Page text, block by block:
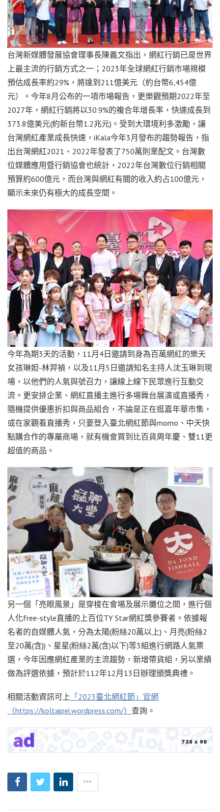
台灣新媒體發展協會理事長陳義文指出，網紅行銷已是世界
上最主流的行銷方式之一；2023年全球網紅行銷市場規模
預估成長率約29%，將達到211億美元（約台幣6,454億
元）。今年8月公布的一項市場報告，更樂觀預期2022年至
2027年，網紅行銷將以30.9%的複合年增長率，快速成長到
373.8億美元(約新台幣1.2兆元)。受到大環境利多激勵，讓
台灣網紅產業成長快速，iKala今年3月發布的趨勢報告，指
出台灣網紅2021、2022年發表了750萬則業配文。台灣數
位媒體應用暨行銷協會也統計，2022年台灣數位行銷相關
預算約600億元，而台灣與網紅有關的收入約占100億元，
顯示未來仍有極大的成長空間。
今年為期3天的活動，11月4日邀請到身為百萬網紅的樂天
女孩琳妲-林羿禎，以及11月5日邀請知名主持人沈玉琳到現
場，以他們的人氣與號召力，讓線上線下民眾進行互動交
流。更安排企業、網紅直播主進行多場舞台展演或直播秀，
隨機提供優惠折扣與商品組合，不論是正在逛嘉年華市集，
或在家觀看直播秀，只要登入臺北網紅節與momo、中天快
點購合作的專屬商場，就有機會買到比百貨周年慶、雙11更
超值的商品。
另一個「亮眼風景」是穿梭在會場及展示攤位之間，進行個
人化free-style直播的上百位TY Star網紅獎參賽者。依據報
名者的自媒體人氣，分為太陽(粉絲20萬以上)、月亮(粉絲2
至20萬(含))、星星(粉絲2萬(含)以下)等3組進行網路人氣票
選，今年因應網紅產業的主流趨勢，新增帶貨組，另以業績
做為評選依據，預計於112年12月13日辦理頒獎典禮。
相關活動資訊可上 「2023臺北網紅節」官網
（https://koltaipei.wordpress.com/） 查詢。